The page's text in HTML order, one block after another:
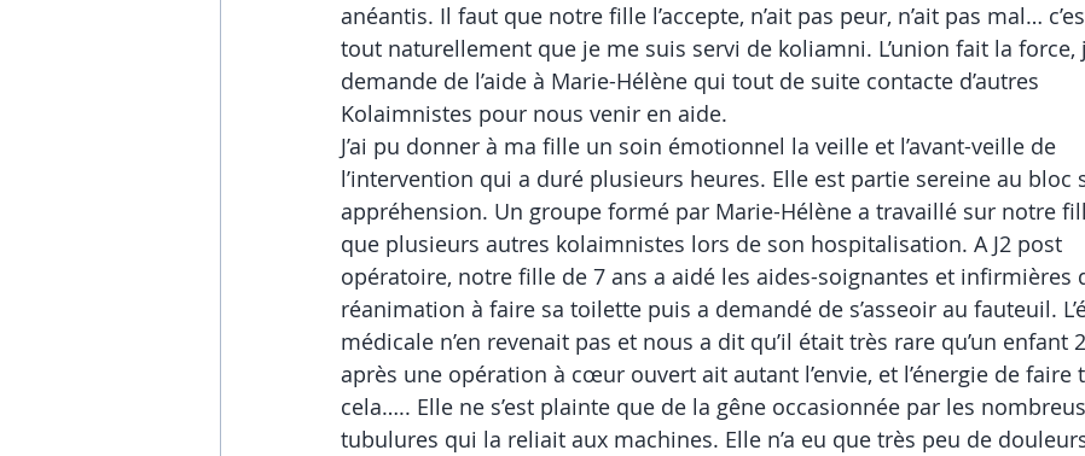
anéantis. Il faut que notre fille l’accepte, n’ait pas peur, n’ait pas mal…
tout naturellement que je me suis servi de koliamni. L’union fait la force,
demande de l’aide à Marie-Hélène qui tout de suite contacte d’autres
Kolaimnistes pour nous venir en aide.
J’ai pu donner à ma fille un soin émotionnel la veille et l’avant-veille de
l’intervention qui a duré plusieurs heures. Elle est partie sereine au bloc
appréhension. Un groupe formé par Marie-Hélène a travaillé sur notre
que plusieurs autres kolaimnistes lors de son hospitalisation. A J2 post
opératoire, notre fille de 7 ans a aidé les aides-soignantes et infirmières
réanimation à faire sa toilette puis a demandé de s’asseoir au fauteuil.
médicale n’en revenait pas et nous a dit qu’il était très rare qu’un enfant
après une opération à cœur ouvert ait autant l’envie, et l’énergie de faire
cela….. Elle ne s’est plainte que de la gêne occasionnée par les
tubulures qui la reliait aux machines. Elle n’a eu que très peu de